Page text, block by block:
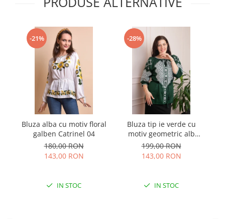
-21%
Bluza alba cu motiv floral
galben Catrinel 04
180,00 RON
143,00 RON
IN STOC
-28%
Bluza tip ie verde cu
motiv geometric alb
Eleonora
199,00 RON
143,00 RON
IN STOC